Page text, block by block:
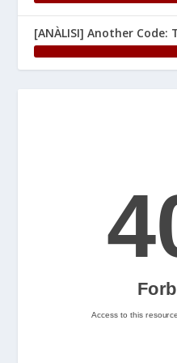
👉
e...
Nintenhype.Cat
📅 Ja tenim aquí
[ANÀLISI] Another Code: